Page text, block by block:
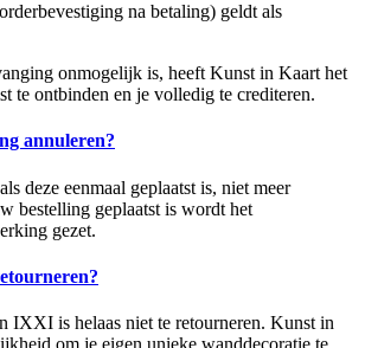
na betaling) geldt als
onmogelijk is, heeft Kunst in Kaart het
te ontbinden en je volledig te crediteren.
annuleren?
deze eenmaal geplaatst is, niet meer
bestelling geplaatst is wordt het
gezet.
IXXI is helaas niet te retourneren. Kunst in